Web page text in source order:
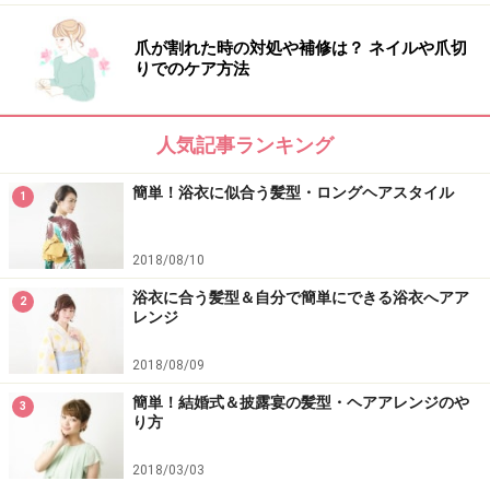
爪が割れた時の対処や補修は？ ネイルや爪切
りでのケア方法
人気記事ランキング
1 簡単！浴衣に似合う髪型・ロングヘアスタイル
2018/08/10
2
浴衣に合う髪型＆自分で簡単にできる浴衣へアア
レンジ
2018/08/09
3
簡単！結婚式＆披露宴の髪型・ヘアアレンジのや
り方
2018/03/03